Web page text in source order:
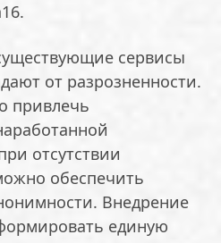
сервисы
от разрозненности.
привлечь
отсутствии
обеспечить
Внедрение
единую